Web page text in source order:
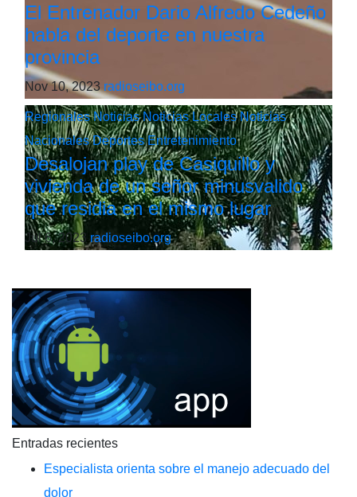
El Entrenador Dario Alfredo Cedeño
habla del deporte en nuestra
provincia
Nov 10, 2023 radioseibo.org
RegionalesNoticiasNoticias LocalesNoticias
NacionalesDeportesEntretenimiento
Desalojan play de Casiquillo y
vivienda de un señor minusvalido
que residia en el mismo lugar
Jul 6, 2023 radioseibo.org
Entradas recientes
Especialista orienta sobre el manejo adecuado del
dolor